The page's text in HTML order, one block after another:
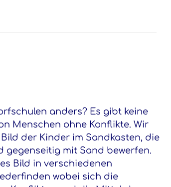
anders? Es gibt keine
Menschen ohne Konflikte. Wir
der Kinder im Sandkasten, die
gegenseitig mit Sand bewerfen.
Bild in verschiedenen
wobei sich die